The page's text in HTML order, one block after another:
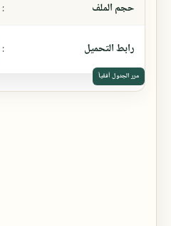
حجم الملف
:
رابط التحميل :